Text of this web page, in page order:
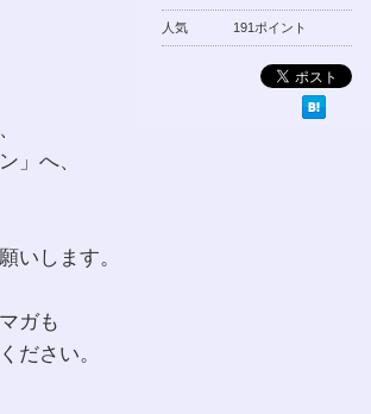
人気 191ポイント
」へ、
いします。
ガも
ださい。